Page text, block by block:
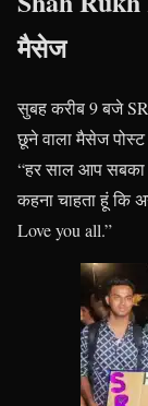
मैसेज
सुबह करीब 9 बजे
छूने वाला मैसेज
“हर साल आप सबका
कहना चाहता हूं कि
Love you all.”